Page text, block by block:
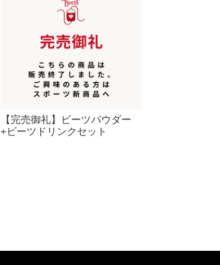
【完売御礼】ビーツパウダー
+ビーツドリンクセット